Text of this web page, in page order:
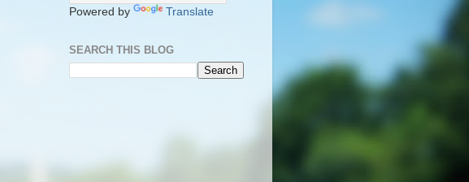
Powered by Translate
SEARCH THIS BLOG